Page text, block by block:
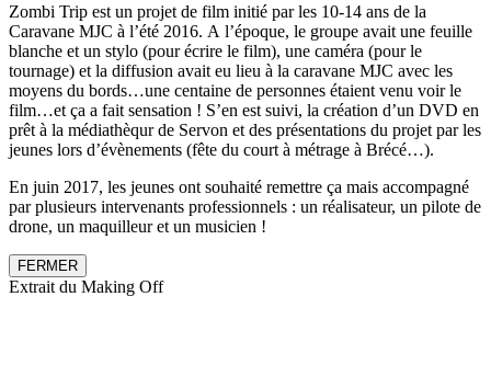
Zombi Trip est un projet de film initié par les 10-14 ans de la
Caravane MJC à l’été 2016. A l’époque, le groupe avait une feuille
blanche et un stylo (pour écrire le film), une caméra (pour le
tournage) et la diffusion avait eu lieu à la caravane MJC avec les
moyens du bords…une centaine de personnes étaient venu voir le
film…et ça a fait sensation ! S’en est suivi, la création d’un DVD en
prêt à la médiathèqur de Servon et des présentations du projet par les
jeunes lors d’évènements (fête du court à métrage à Brécé…).
En juin 2017, les jeunes ont souhaité remettre ça mais accompagné
par plusieurs intervenants professionnels : un réalisateur, un pilote de
drone, un maquilleur et un musicien !
FERMER
Extrait du Making Off